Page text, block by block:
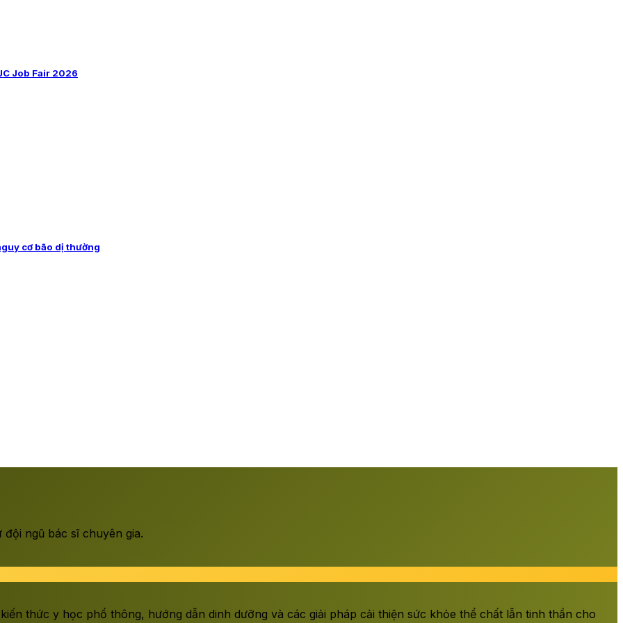
Job Fair 2026
cơ bão dị thường
ngũ bác sĩ chuyên gia.
thức y học phổ thông, hướng dẫn dinh dưỡng và các giải pháp cải thiện sức khỏe thể chất lẫn tinh thần cho